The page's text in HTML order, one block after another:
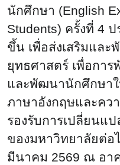
นักศึกษา (English
Students) ครั้งที่ 4
ขึ้น เพื่อส่งเสริมแล
ยุทธศาสตร์ เพื่อกา
และพัฒนานักศึกษา
ภาษาอังกฤษและคว
รองรับการเปลี่ยนแ
ของมหาวิทยาลัยต่อ
มีนาคม 2569 ณ อา